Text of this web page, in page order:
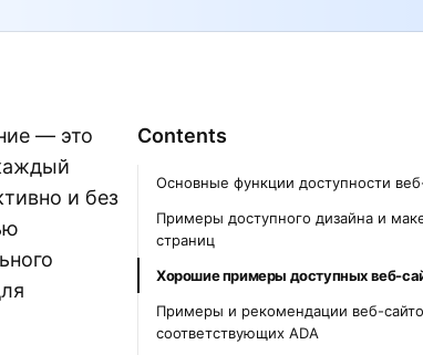
— это
и без
Contents
Основные функции доступности
Примеры доступного дизайна и
страниц
Хорошие примеры доступных веб-
Примеры и рекомендации веб-
соответствующих ADA